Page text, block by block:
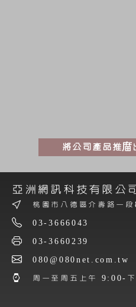
將公司產品推庿
亞洲網訊科技有限公
桃園市八德區介壽路一
03-3666043
03-3660239
080@080net.com.tw
周一至周五上午 9:00-